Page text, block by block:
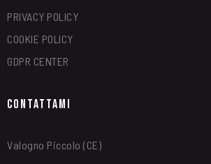
PRIVACY POLICY
COOKIE POLICY
GDPR CENTER
Contattami
Valogno Piccolo (CE)